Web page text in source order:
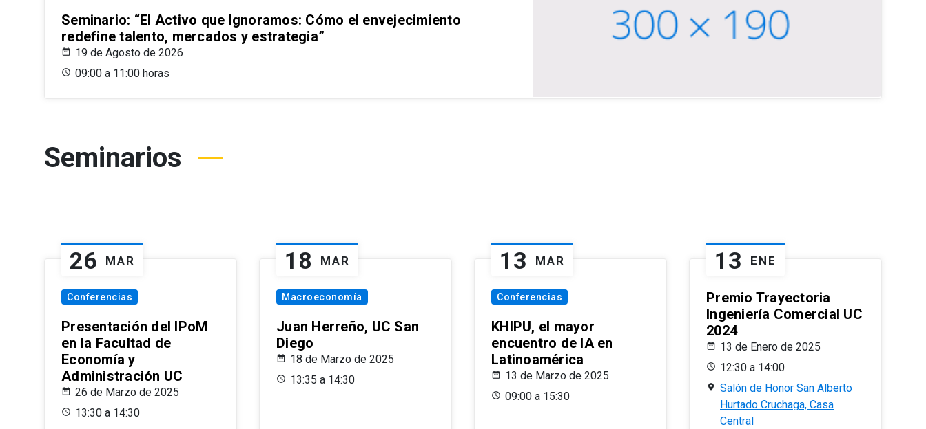
Seminario: “El Activo que Ignoramos: Cómo el envejecimiento
redefine talento, mercados y estrategia”
19 de Agosto de 2026
09:00 a 11:00 horas
Seminarios
26 MAR
Conferencias
Presentación del IPoM
en la Facultad de
Economía y
Administración UC
26 de Marzo de 2025
13:30 a 14:30
18 MAR
Macroeconomía
Juan Herreño, UC San
Diego
18 de Marzo de 2025
13:35 a 14:30
13 MAR
Conferencias
KHIPU, el mayor
encuentro de IA en
Latinoamérica
13 de Marzo de 2025
09:00 a 15:30
13 ENE
Premio Trayectoria
Ingeniería Comercial UC
2024
13 de Enero de 2025
12:30 a 14:00
Salón de Honor San Alberto
Hurtado Cruchaga, Casa
Central